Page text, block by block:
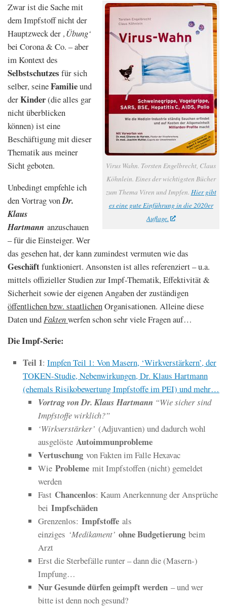
Virus Wahn. Torsten Engelbrecht, Claus
Köhnlein. Eines der wichtigsten Bücher
zum Thema Viren und Impfen. Hier gibt
es eine gute Einführung in die 2020er
Auflage.
Zwar ist die Sache mit
dem Impfstoff nicht der
Hauptzweck der ‚Übung‘
bei Corona & Co. – aber
im Kontext des
Selbstschutzes für sich
selber, seineFamilieund
derKinder(die alles gar
nicht überblicken
können) ist eine
Beschäftigung mit dieser
Thematik aus meiner
Sicht geboten.
Unbedingt empfehle ich
den Vortrag vonDr.
Klaus
Hartmann anzuschauen
– für die Einsteiger. Wer
das gesehen hat, der kann zumindest vermuten wie das
Geschäftfunktioniert. Ansonsten ist alles referenziert – u.a.
mittels offizieller Studien zur Impf-Thematik, Effektivität &
Sicherheit sowie der eigenen Angaben der zuständigen
öffentlichen bzw. staatlichenOrganisationen. Alleine diese
Daten undFaktenwerfen schon sehr viele Fragen auf…
Die Impf-Serie:
Teil 1: Impfen Teil 1: Von Masern, ‘Wirkverstärkern’, der
TOKEN-Studie, Nebenwirkungen, Dr. Klaus Hartmann
(ehemals Risikobewertung Impfstoffe im PEI) und mehr…
Vortrag von Dr. Klaus Hartmann “Wie sicher sind
Impfstoffe wirklich?”
‘Wirkverstärker’ (Adjuvantien) und dadurch wohl
ausgelöste Autoimmunprobleme
Vertuschung von Fakten im Falle Hexavac
Wie Probleme mit Impfstoffen (nicht) gemeldet
werden
Fast Chancenlos: Kaum Anerkennung der Ansprüche
bei Impfschäden
Grenzenlos: Impfstoffe als
einziges ‘Medikament’ ohne Budgetierung beim
Arzt
Erst die Sterbefälle runter – dann die (Masern-)
Impfung…
Nur Gesunde dürfen geimpft werden – und wer
bitte ist denn noch gesund?